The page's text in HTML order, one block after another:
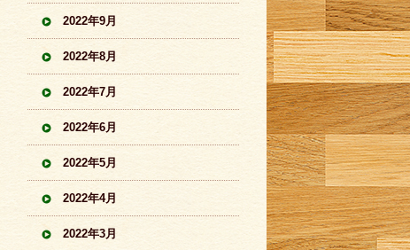
2022年9月
2022年8月
2022年7月
2022年6月
2022年5月
2022年4月
2022年3月